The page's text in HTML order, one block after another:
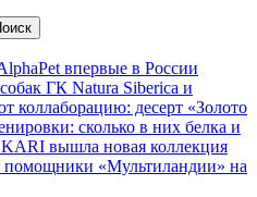
впервые в России
ГК Natura Siberica и
коллаборацию: десерт «Золото
сколько в них белка и
вышла новая коллекция
«Мультиландии» на